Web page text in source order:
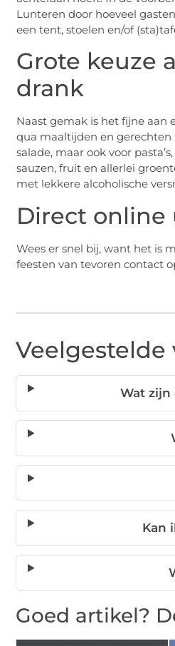
Lunteren door hoeveel
een tent, stoelen en/of
Grote keuze
drank
Naast gemak is het fijne aan
qua maaltijden en gerechten
salade, maar ook voor
sauzen, fruit en allerlei
met lekkere alcoholische
Direct online
Wees er snel bij, want het is
feesten van tevoren contact
Veelgestelde
Wat zijn
Kan
Goed artikel?